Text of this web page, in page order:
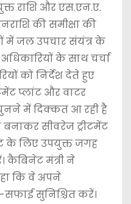
राशि और एस.एन.ए.
की समीक्षा की
में जल उपचार संयंत्र के
के साथ चर्चा
को निर्देश देते हुए
प्लांट और वाटर
में दिक्कत आ रही है
सीवरेज ट्रीटमेंट
के लिए उपयुक्त जगह
मंत्री ने
कि वे अपने
सफाई सुनिश्चित करें।